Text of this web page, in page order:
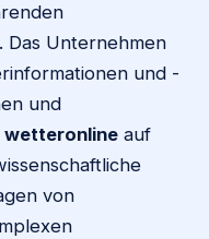
Das Unternehmen
und -
und
wetteronline auf
von